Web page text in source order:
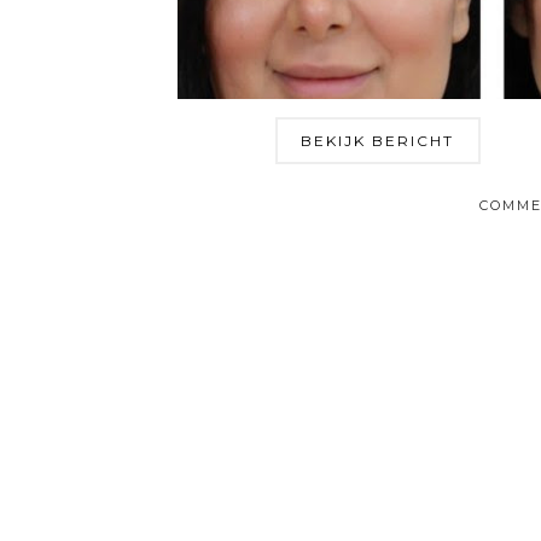
BEKIJK BERICHT